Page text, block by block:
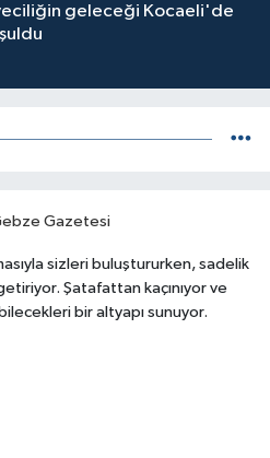
geleceği Kocaeli'de
sizleri buluştururken, sadelik
Şatafattan kaçınıyor ve
bir altyapı sunuyor.